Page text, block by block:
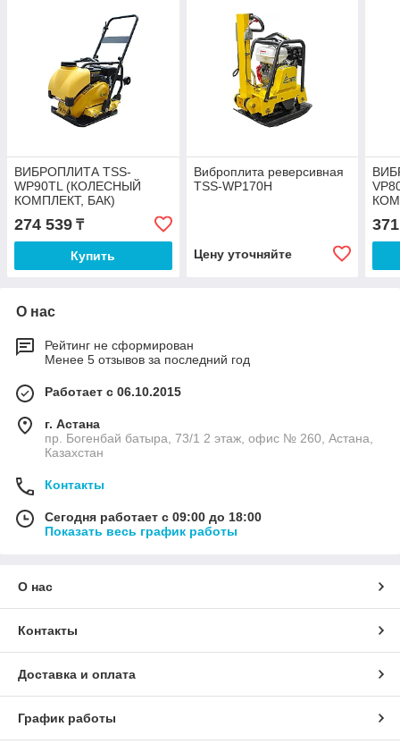
ВИБРОПЛИТА TSS-
WP90TL (КОЛЕСНЫЙ
КОМПЛЕКТ, БАК)
274 539 ₸
Купить
Виброплита реверсивная
TSS-WP170H
Цену уточняйте
О нас
Рейтинг не сформирован
Менее 5 отзывов за последний год
Работает с 06.10.2015
г. Астана
пр. Богенбай батыра, 73/1 2 этаж, офис № 260, Астана,
Казахстан
Контакты
Сегодня работает с 09:00 до 18:00
Показать весь график работы
О нас
Контакты
Доставка и оплата
График работы